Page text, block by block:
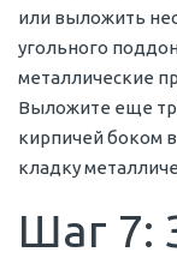
или выложить
угольного
металлические
Выложите еще
кирпичей боком
кладку
Шаг 7: